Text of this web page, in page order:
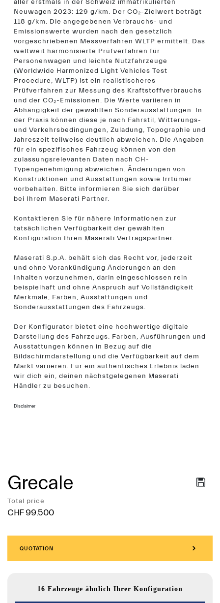
aller erstmals in der Schweiz immatrikulierten
Neuwagen 2023: 129 g/km. Der CO₂-Zielwert beträgt
118 g/km. Die angegebenen Verbrauchs- und
Emissionswerte wurden nach den gesetzlich
vorgeschriebenen Messverfahren WLTP ermittelt. Das
weltweit harmonisierte Prüfverfahren für
Personenwagen und leichte Nutzfahrzeuge
(Worldwide Harmonized Light Vehicles Test
Procedure, WLTP) ist ein realistischeres
Prüfverfahren zur Messung des Kraftstoffverbrauchs
und der CO₂-Emissionen. Die Werte variieren in
Abhängigkeit der gewählten Sonderausstattungen. In
der Praxis können diese je nach Fahrstil, Witterungs-
und Verkehrsbedingungen, Zuladung, Topographie und
Jahreszeit teilweise deutlich abweichen. Die Angaben
für ein spezifisches Fahrzeug können von den
zulassungsrelevanten Daten nach CH-
Typengenehmigung abweichen. Änderungen von
Konstruktionen und Ausstattungen sowie Irrtümer
vorbehalten. Bitte informieren Sie sich darüber
bei Ihrem Maserati Partner.
Kontaktieren Sie für nähere Informationen zur
tatsächlichen Verfügbarkeit der gewählten
Konfiguration Ihren Maserati Vertragspartner.
Maserati S.p.A. behält sich das Recht vor, jederzeit
und ohne Vorankündigung Änderungen an den
Inhalten vorzunehmen, darin eingeschlossen rein
beispielhaft und ohne Anspruch auf Vollständigkeit
Merkmale, Farben, Ausstattungen und
Sonderausstattungen des Fahrzeugs.
Der Konfigurator bietet eine hochwertige digitale
Darstellung des Fahrzeugs. Farben, Ausführungen und
Ausstattungen können in Bezug auf die
Bildschirmdarstellung und die Verfügbarkeit auf dem
Markt variieren. Für ein authentisches Erlebnis laden
wir dich ein, deinen nächstgelegenen Maserati
Händler zu besuchen.
Disclaimer
Services
Grecale
Total price
CHF 99.500
QUOTATION
16 Fahrzeuge ähnlich Ihrer Konfiguration